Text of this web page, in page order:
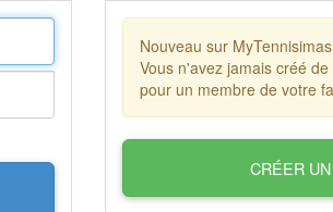
Nouveau sur
Vous n'avez jamais créé
pour un membre de votre
CRÉER